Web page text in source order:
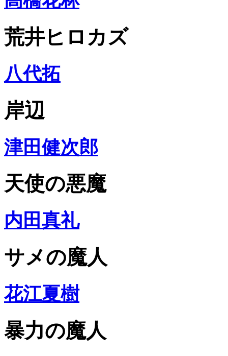
荒井ヒロカズ
八代拓
岸辺
津田健次郎
天使の悪魔
内田真礼
サメの魔人
花江夏樹
暴力の魔人